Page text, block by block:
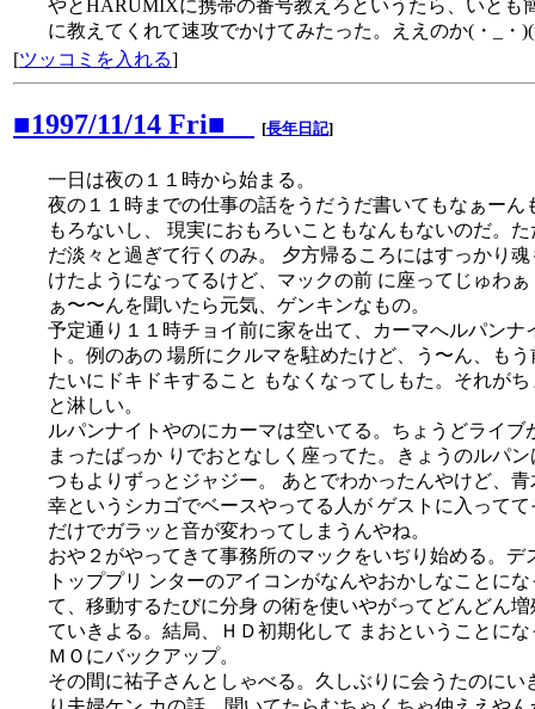
やとHARUMIXに携帯の番号教えろというたら、いとも
に教えてくれて速攻でかけてみたった。ええのか(・_・
[ツッコミを入れる]
■1997/11/14 Fri■ [長年日記]
一日は夜の１１時から始まる。
夜の１１時までの仕事の話をうだうだ書いてもなぁーん
もろないし、 現実におもろいこともなんもないのだ。た
だ淡々と過ぎて行くのみ。 夕方帰るころにはすっかり魂
けたようになってるけど、マックの前 に座ってじゅわぁ
ぁ〜〜んを聞いたら元気、ゲンキンなもの。
予定通り１１時チョイ前に家を出て、カーマへルパンナ
ト。例のあの 場所にクルマを駐めたけど、う〜ん、もう
たいにドキドキすること もなくなってしもた。それがち
と淋しい。
ルパンナイトやのにカーマは空いてる。ちょうどライブ
まったばっか りでおとなしく座ってた。きょうのルパン
つもよりずっとジャジー。 あとでわかったんやけど、青
幸というシカゴでベースやってる人が ゲストに入ってて
だけでガラッと音が変わってしまうんやね。
おや２がやってきて事務所のマックをいぢり始める。デ
トッププリ ンターのアイコンがなんやおかしなことにな
て、移動するたびに分身 の術を使いやがってどんどん増
ていきよる。結局、ＨＤ初期化して まおということにな
ＭＯにバックアップ。
その間に祐子さんとしゃべる。久しぶりに会うたのにい